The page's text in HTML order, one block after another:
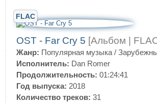
FLAC
OST - Far Cry 5 [Альбом |
Жанр: Популярная музыка /
Исполнитель: Dan Romer
Продолжительность: 01:24:41
Год выпуска: 2018
Количество треков: 31